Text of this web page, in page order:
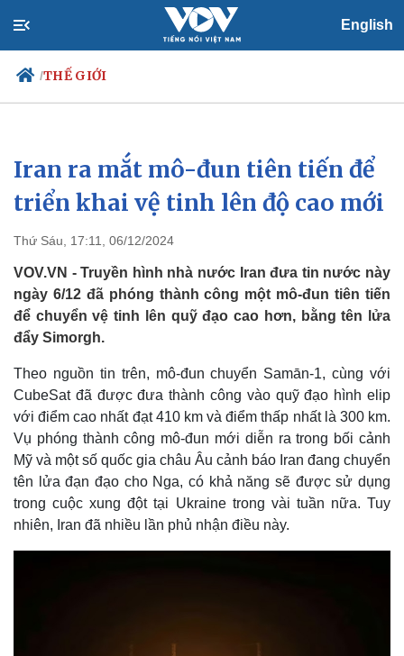
English
/THẾ GIỚI
Chính trị
Đảng
Tổ chức nhân sự
Nhận diện sự thật
Xã hội
Tin 24h
Dự báo thời tiết
Việc làm
Biển đảo
Iran ra mắt mô-đun tiên tiến để
triển khai vệ tinh lên độ cao mới
Thứ Sáu, 17:11, 06/12/2024
VOV.VN - Truyền hình nhà nước Iran đưa tin nước này
ngày 6/12 đã phóng thành công một mô-đun tiên tiến
để chuyển vệ tinh lên quỹ đạo cao hơn, bằng tên lửa
đẩy Simorgh.
Theo nguồn tin trên, mô-đun chuyển Samān-1, cùng với
CubeSat đã được đưa thành công vào quỹ đạo hình elip
với điểm cao nhất đạt 410 km và điểm thấp nhất là 300 km.
Vụ phóng thành công mô-đun mới diễn ra trong bối cảnh
Mỹ và một số quốc gia châu Âu cảnh báo Iran đang chuyển
tên lửa đạn đạo cho Nga, có khả năng sẽ được sử dụng
trong cuộc xung đột tại Ukraine trong vài tuần nữa. Tuy
nhiên, Iran đã nhiều lần phủ nhận điều này.